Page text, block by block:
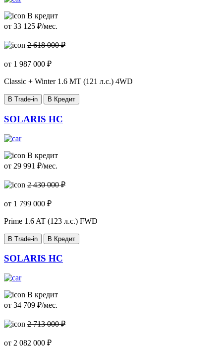
В кредит
от 33 125 ₽/мес.
2 618 000 ₽
от 1 987 000 ₽
Classic + Winter 1.6 MT (121 л.с.) 4WD
В Trade-in В Кредит
SOLARIS HC
В кредит
от 29 991 ₽/мес.
2 430 000 ₽
от 1 799 000 ₽
Prime 1.6 AT (123 л.с.) FWD
В Trade-in В Кредит
SOLARIS HC
В кредит
от 34 709 ₽/мес.
2 713 000 ₽
от 2 082 000 ₽